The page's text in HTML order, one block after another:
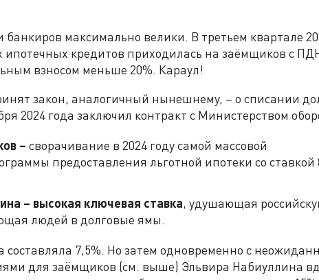
максимально велики. В третьем квартале
кредитов приходилась на заёмщиков с
взносом меньше 20%. Караул!
закон, аналогичный нынешнему, – о списании
2024 года заключил контракт с Министерством
– сворачивание в 2024 году самой массовой
предоставления льготной ипотеки со ставкой
– высокая ключевая ставка, удушающая
людей в долговые ямы.
составляла 7,5%. Но затем одновременно с
для заёмщиков (см. выше) Эльвира Набиуллина